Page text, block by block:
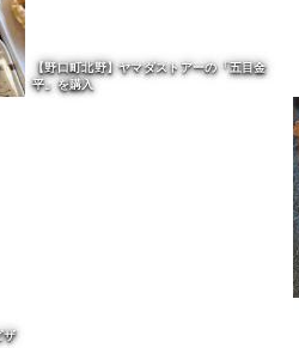
【加古川市】ローソンの「盛りすぎチャレン
ジ」が人気